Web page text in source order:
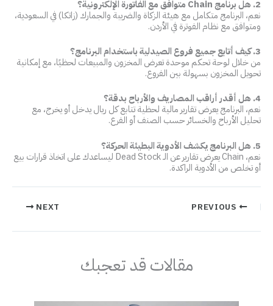
2. هل برنامج Chain متوافق مع الفاتورة الإلكترونية؟
نعم، البرنامج متكامل مع هيئة الزكاة والضريبة والجمارك (زاتكا) في السعودية،
ومتوافق مع نظام الفوترة في الأردن.
3. كيف أتابع جميع فروع الصيدلية باستخدام البرنامج؟
من خلال لوحة تحكم موحدة تعرض المخزون والمبيعات لحظيًا، مع إمكانية
تحويل المخزون بسهولة بين الفروع.
4. هل أقدر أراقب المصاريف والأرباح بدقة؟
نعم، البرنامج يعرض تقارير مالية لحظية تتابع كل ريال يدخل أو يخرج، مع
تحليل الأرباح والخسائر حسب الصنف أو الفرع.
5. هل البرنامج يكشف الأدوية البطيئة الحركة؟
نعم، Chain يعرض تقارير عن الـ Dead Stock ليساعدك على اتخاذ قرارات بيع
أو تخلص من الأدوية الراكدة.
NEXT
مقالات قد تعجبك